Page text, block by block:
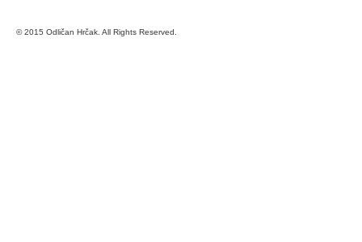
© 2015 Odličan Hrčak. All Rights Reserved.